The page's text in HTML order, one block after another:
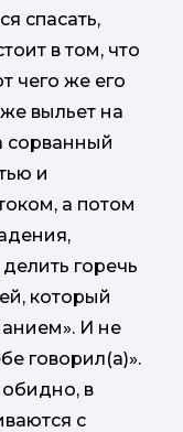
спасать,
в том, что
чего же его
выльет на
сорванный
и
а потом
горечь
который
И не
говорил(а)».
в
с